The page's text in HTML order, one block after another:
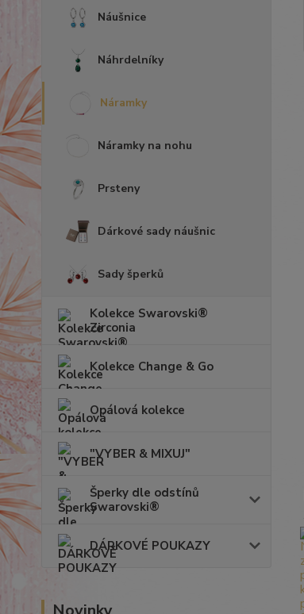
Náušnice
Náhrdelníky
Náramky
Náramky na nohu
Prsteny
Dárkové sady náušnic
Sady šperků
Kolekce Swarovski®
Zirconia
Kolekce Change & Go
Opálová kolekce
"VYBER & MIXUJ"
Šperky dle odstínů
Swarovski®
DÁRKOVÉ POUKAZY